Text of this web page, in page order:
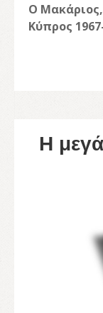
Ο
Κύπρος
Η